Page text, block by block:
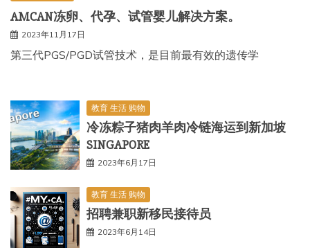
AMCAN冻卵、代孕、试管婴儿解决方案。
2023年11月17日
第三代PGS/PGD试管技术，是目前最有效的遗传学
教育 生活 购物
冷冻粽子猪肉羊肉冷链海运到新加坡
SINGAPORE
2023年6月17日
教育 生活 购物
招聘兼职新移民接待员
2023年6月14日